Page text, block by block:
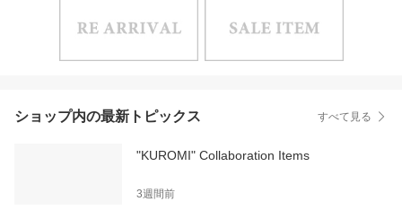
ショップ内の最新トピックス すべて見る
"KUROMI" Collaboration Items
3週間前